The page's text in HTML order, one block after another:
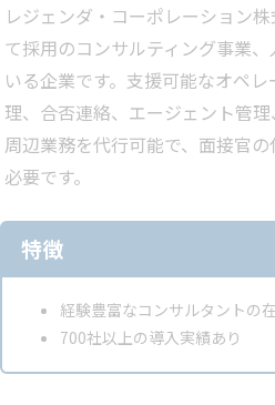
レジェンダ・コーポレーション
て採用のコンサルティング事業
いる企業です。支援可能なオペ
理、合否連絡、エージェント管
周辺業務を代行可能で、面接官
必要です。
特徴
経験豊富なコンサルタントの
700社以上の導入実績あり